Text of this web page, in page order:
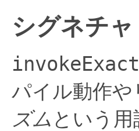
シグネチ
invokeExact
パイル動作
ズム という